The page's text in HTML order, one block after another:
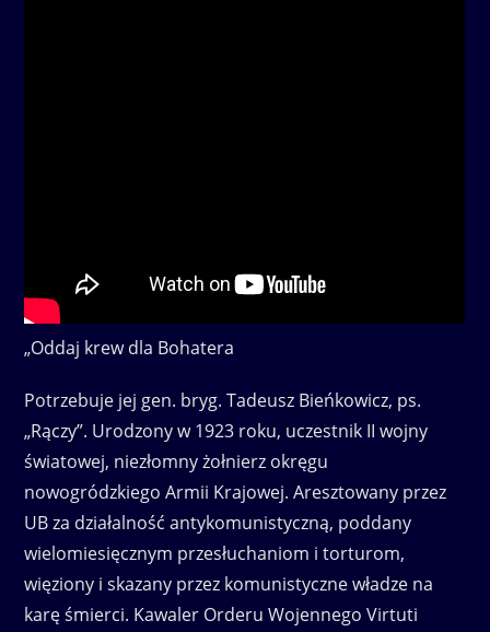
„Oddaj krew dla Bohatera
Potrzebuje jej gen. bryg. Tadeusz Bieńkowicz, ps.
„Rączy”. Urodzony w 1923 roku, uczestnik II wojny
światowej, niezłomny żołnierz okręgu
nowogródzkiego Armii Krajowej. Aresztowany przez
UB za działalność antykomunistyczną, poddany
wielomiesięcznym przesłuchaniom i torturom,
więziony i skazany przez komunistyczne władze na
karę śmierci. Kawaler Orderu Wojennego Virtuti